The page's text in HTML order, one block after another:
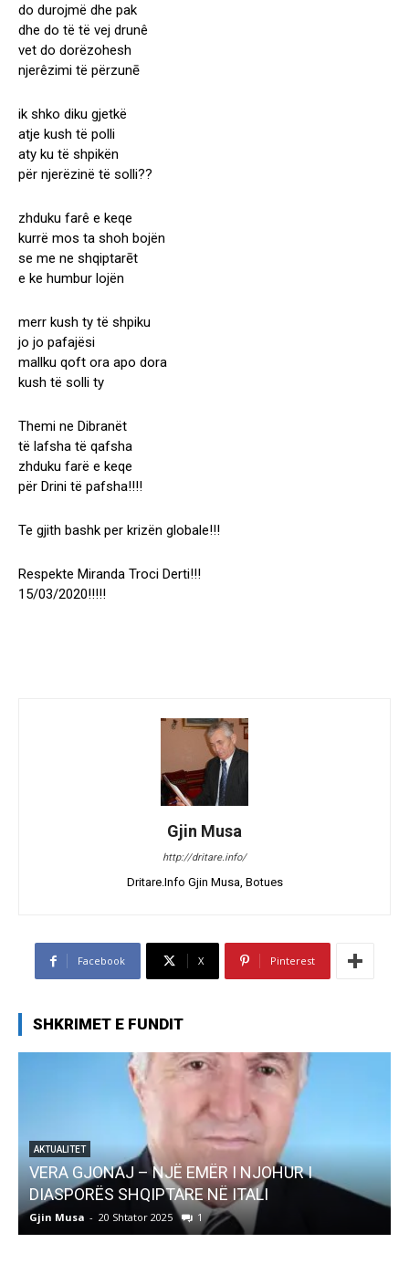
do durojmë dhe pak
dhe do të të vej drunê
vet do dorëzohesh
njerêzimi të përzunē
ik shko diku gjetkë
atje kush të polli
aty ku të shpikën
për njerëzinë të solli??
zhduku farê e keqe
kurrë mos ta shoh bojën
se me ne shqiptarēt
e ke humbur lojën
merr kush ty të shpiku
jo jo pafajësi
mallku qoft ora apo dora
kush të solli ty
Themi ne Dibranët
të lafsha të qafsha
zhduku farë e keqe
për Drini të pafsha!!!!
Te gjith bashk per krizën globale!!!
Respekte Miranda Troci Derti!!!
15/03/2020!!!!!
Gjin Musa
http://dritare.info/
Dritare.Info Gjin Musa, Botues
Facebook X Pinterest
SHKRIMET E FUNDIT
AKTUALITET
Pregaditi Gjin Musa-Rome- Shtator 2025
Gjin Musa - 8 Shtator 2025 0